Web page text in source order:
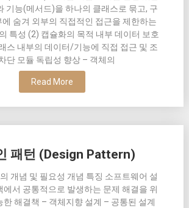
기능(메서드)을 하나의 클래스로 묶고, 구
에 숨겨 외부의 직접적인 접근을 제한하는
특성 (2) 캡슐화의 목적 내부 데이터 보호
스 내부의 데이터/기능에 직접 접근 및 조
단 모듈 독립성 향상 – 객체의
Read More
패턴 (Design Pattern)
개념 및 필요성 개념 특징 소프트웨어 설
에서 공통적으로 발생하는 문제 해결을 위
한 해결책 – 객체지향 설계 – 공통된 설계